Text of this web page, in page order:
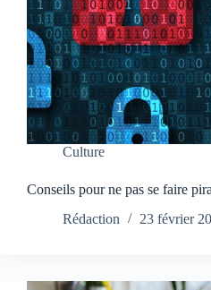
Culture
Conseils pour ne pas se faire
Rédaction
23 février